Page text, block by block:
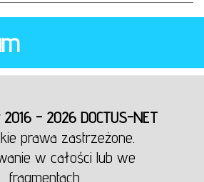
- 2026 DOCTUS-NET
prawa zastrzeżone.
w całości lub we
fragmentach